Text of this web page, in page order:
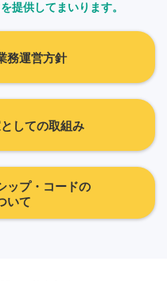
提供してまいります。
務運営方針
しての取組み
ップ・コードの
いて